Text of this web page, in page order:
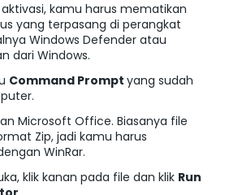
kamu harus mematikan
yang terpasang di perangkat
Windows Defender atau
dari Windows.
Command Prompt yang sudah
Microsoft Office. Biasanya file
Zip, jadi kamu harus
WinRar.
klik kanan pada file dan klik Run